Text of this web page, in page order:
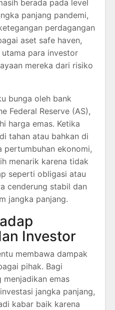
berada pada level
panjang pandemi,
perdagangan
aset safe haven,
para investor
mereka dari risiko
bunga oleh bank
Federal Reserve (AS),
harga emas. Ketika
tahan atau bahkan di
pertumbuhan ekonomi,
menarik karena tidak
seperti obligasi atau
cenderung stabil dan
jangka panjang.
Investor
membawa dampak
pihak. Bagi
menjadikan emas
jangka panjang,
kabar baik karena